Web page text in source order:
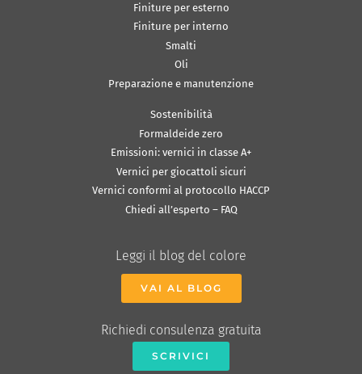
Finiture per esterno
Finiture per interno
Smalti
Oli
Preparazione e manutenzione
Sostenibilità
Formaldeide zero
Emissioni: vernici in classe A+
Vernici per giocattoli sicuri
Vernici conformi al protocollo HACCP
Chiedi all’esperto – FAQ
Leggi il blog del colore
VAI AL BLOG
Richiedi consulenza gratuita
SCRIVICI